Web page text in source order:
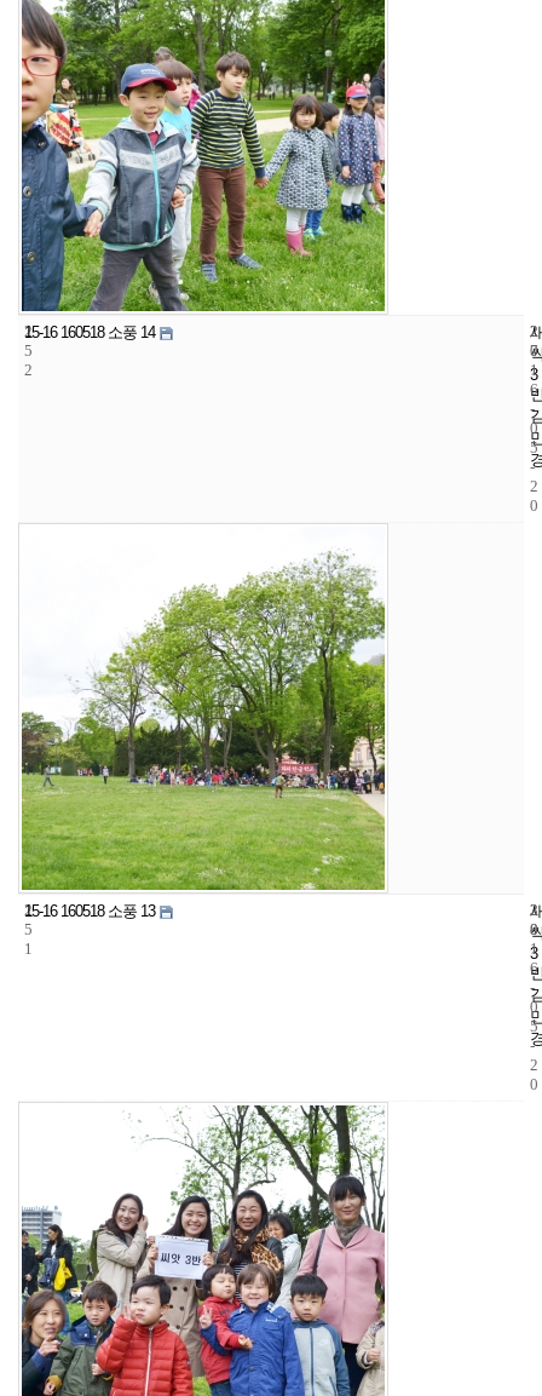
2
5
2
15-16 160518 소풍 14
3
2
7
2
0
1
6
-
0
5
-
2
0
2
5
1
15-16 160518 소풍 13
3
3
8
2
0
1
6
-
0
5
-
2
0